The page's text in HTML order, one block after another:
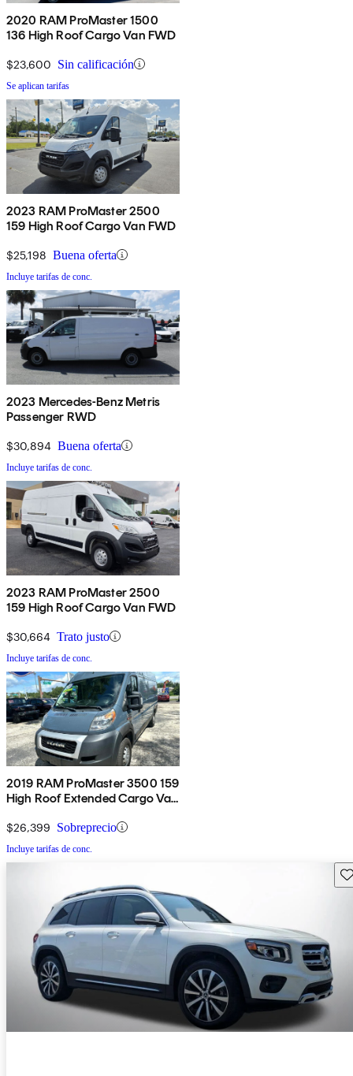
2020 RAM ProMaster 1500
136 High Roof Cargo Van FWD
$23,600 Sin calificación
Se aplican tarifas
2023 RAM ProMaster 2500
159 High Roof Cargo Van FWD
$25,198 Buena oferta
Incluye tarifas de conc.
2023 Mercedes-Benz Metris
Passenger RWD
$30,894 Buena oferta
Incluye tarifas de conc.
2023 RAM ProMaster 2500
159 High Roof Cargo Van FWD
$30,664 Trato justo
Incluye tarifas de conc.
2019 RAM ProMaster 3500 159
High Roof Extended Cargo Van
$26,399 Sobreprecio
Incluye tarifas de conc.